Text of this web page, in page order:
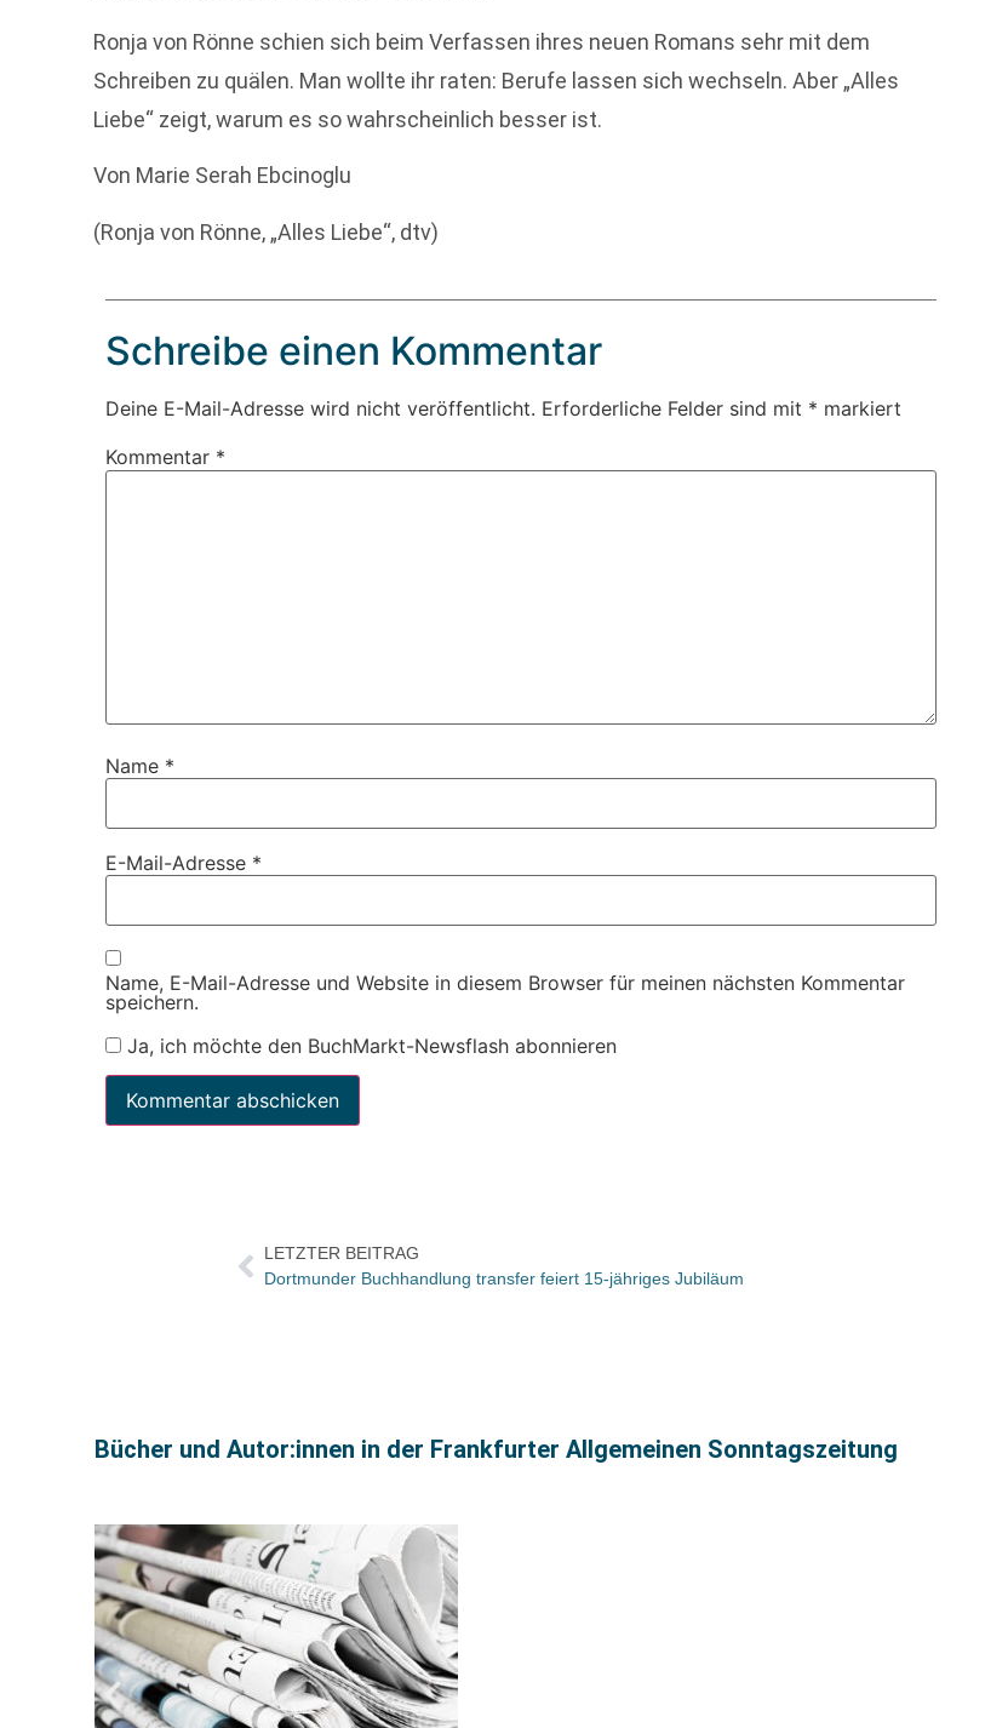
Ronja von Rönne schien sich beim Verfassen ihres neuen Romans sehr mit dem
Schreiben zu quälen. Man wollte ihr raten: Berufe lassen sich wechseln. Aber „Alles
Liebe“ zeigt, warum es so wahrscheinlich besser ist.
Von Marie Serah Ebcinoglu
(Ronja von Rönne, „Alles Liebe“, dtv)
Schreibe einen Kommentar
Deine E-Mail-Adresse wird nicht veröffentlicht. Erforderliche Felder sind mit * markiert
Kommentar *
Name *
E-Mail-Adresse *
Name, E-Mail-Adresse und Website in diesem Browser für meinen nächsten Kommentar
speichern.
Ja, ich möchte den BuchMarkt-Newsflash abonnieren
LETZTER BEITRAG
Dortmunder Buchhandlung transfer feiert 15-jähriges Jubiläum
Bücher und Autor:innen in der Frankfurter Allgemeinen Sonntagszeitung